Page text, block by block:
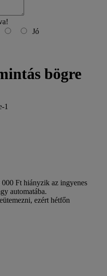
Jó
bögre
1
Ft hiányzik az ingyenes
automatába.
ezért hétfőn